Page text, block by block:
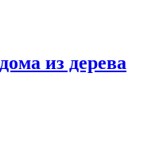
из дерева